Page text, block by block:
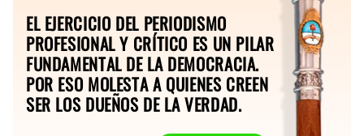
EL EJERCICIO DEL PERIODISMO
PROFESIONAL Y CRÍTICO ES UN PILAR
FUNDAMENTAL DE LA DEMOCRACIA.
POR ESO MOLESTA A QUIENES CREEN
SER LOS DUEÑOS DE LA VERDAD.